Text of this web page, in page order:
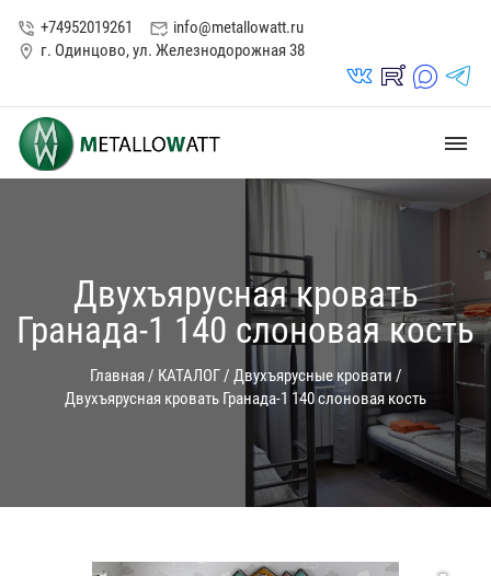
phone_in_talk +74952019261 mark_email_read info@metallowatt.ru
location_on г. Одинцово, ул. Железнодорожная 38
vk_in rutube_in max_s telegrams_in
dehaze
Двухъярусная кровать
Гранада-1 140 слоновая кость
Главная / КАТАЛОГ/ Двухъярусные кровати /
Двухъярусная кровать Гранада-1 140 слоновая кость